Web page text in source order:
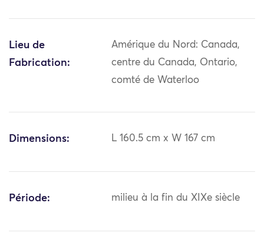
Lieu de
Fabrication:
Amérique du Nord: Canada,
centre du Canada, Ontario,
comté de Waterloo
Dimensions: L 160.5 cm x W 167 cm
Période: milieu à la fin du XIXe siècle